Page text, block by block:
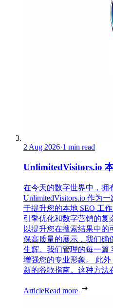
2 Aug 2026·1 min read
UnlimitedVisitors.io
在今天的数字世界中，拥
UnlimitedVisitors.io 作为
于提升您的本地 SEO 工
引擎优化和数字营销的复
以提升您在搜索结果中
保高质量的展示，我们确
生辉。我们管理的每一篇
增强您的专业形象。 此
新的谷歌指南。这种方法
ArticleRead more